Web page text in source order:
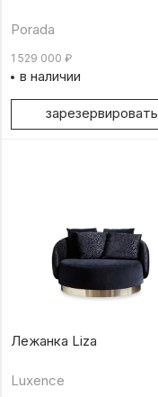
Porada
1 529 000 ₽
в наличии
зарезервировать
Лежанка Liza
Luxence